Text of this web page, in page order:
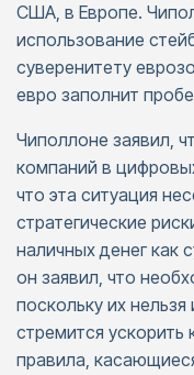
США, в Европе.
использование
суверенитету
евро заполнит
Чиполлоне заявил,
компаний в
что эта ситуация
стратегические
наличных денег как
он заявил, что
поскольку их
стремится
правила,